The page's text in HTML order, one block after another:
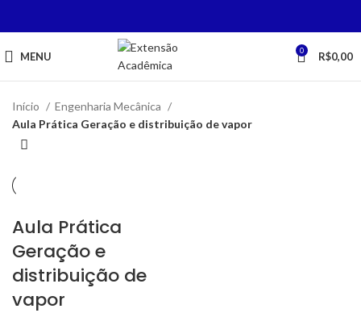
MENU 0 R$0,00
Início
Engenharia Mecânica
Aula Prática Geração e distribuição de vapor
Aula Prática
Geração e
distribuição de
vapor